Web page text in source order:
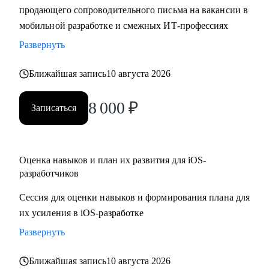
• Составить резюме и сопроводительное письма,
подготовиться к собеседованию и разобрать тестовые
задания
близких к реальным
• Изучить основные инструменты или углубить знания в
мобильной работке под iOS
• Разобраться с разными подходами к разработке
как их применять
Кому могу помочь:
• Juinior и Middle мобильным разработчикам (iOS, Android)
• Любым IT-специалистам, кто хочет перейти на
• IT-лидам, кто недавно стал руководителем, и Project-
продающего сопроводительного письма на вакансии в
мобильной разработке и смежных ИТ-профессиях
Развернуть
Ближайшая запись10 августа 2026
Записаться 8 000 ₽
Оценка навыков и план их развития для iOS-
разработчиков
Сессия для оценки навыков и формирования плана для
их усиления в iOS-разработке
Развернуть
Ближайшая запись10 августа 2026